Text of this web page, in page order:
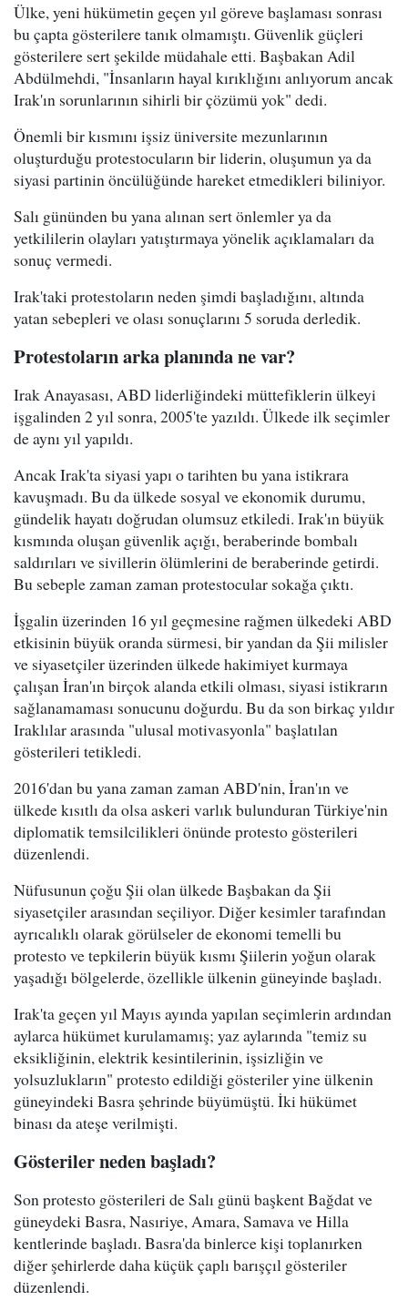
Ülke, yeni hükümetin geçen yıl göreve başlaması sonrası
bu çapta gösterilere tanık olmamıştı. Güvenlik güçleri
gösterilere sert şekilde müdahale etti. Başbakan Adil
Abdülmehdi, "İnsanların hayal kırıklığını anlıyorum ancak
Irak'ın sorunlarının sihirli bir çözümü yok" dedi.
Önemli bir kısmını işsiz üniversite mezunlarının
oluşturduğu protestocuların bir liderin, oluşumun ya da
siyasi partinin öncülüğünde hareket etmedikleri biliniyor.
Salı gününden bu yana alınan sert önlemler ya da
yetkililerin olayları yatıştırmaya yönelik açıklamaları da
sonuç vermedi.
Irak'taki protestoların neden şimdi başladığını, altında
yatan sebepleri ve olası sonuçlarını 5 soruda derledik.
Protestoların arka planında ne var?
Irak Anayasası, ABD liderliğindeki müttefiklerin ülkeyi
işgalinden 2 yıl sonra, 2005'te yazıldı. Ülkede ilk seçimler
de aynı yıl yapıldı.
Ancak Irak'ta siyasi yapı o tarihten bu yana istikrara
kavuşmadı. Bu da ülkede sosyal ve ekonomik durumu,
gündelik hayatı doğrudan olumsuz etkiledi. Irak'ın büyük
kısmında oluşan güvenlik açığı, beraberinde bombalı
saldırıları ve sivillerin ölümlerini de beraberinde getirdi.
Bu sebeple zaman zaman protestocular sokağa çıktı.
İşgalin üzerinden 16 yıl geçmesine rağmen ülkedeki ABD
etkisinin büyük oranda sürmesi, bir yandan da Şii milisler
ve siyasetçiler üzerinden ülkede hakimiyet kurmaya
çalışan İran'ın birçok alanda etkili olması, siyasi istikrarın
sağlanamaması sonucunu doğurdu. Bu da son birkaç yıldır
Iraklılar arasında "ulusal motivasyonla" başlatılan
gösterileri tetikledi.
2016'dan bu yana zaman zaman ABD'nin, İran'ın ve
ülkede kısıtlı da olsa askeri varlık bulunduran Türkiye'nin
diplomatik temsilcilikleri önünde protesto gösterileri
düzenlendi.
Nüfusunun çoğu Şii olan ülkede Başbakan da Şii
siyasetçiler arasından seçiliyor. Diğer kesimler tarafından
ayrıcalıklı olarak görülseler de ekonomi temelli bu
protesto ve tepkilerin büyük kısmı Şiilerin yoğun olarak
yaşadığı bölgelerde, özellikle ülkenin güneyinde başladı.
Irak'ta geçen yıl Mayıs ayında yapılan seçimlerin ardından
aylarca hükümet kurulamamış; yaz aylarında "temiz su
eksikliğinin, elektrik kesintilerinin, işsizliğin ve
yolsuzlukların" protesto edildiği gösteriler yine ülkenin
güneyindeki Basra şehrinde büyümüştü. İki hükümet
binası da ateşe verilmişti.
Gösteriler neden başladı?
Son protesto gösterileri de Salı günü başkent Bağdat ve
güneydeki Basra, Nasıriye, Amara, Samava ve Hilla
kentlerinde başladı. Basra'da binlerce kişi toplanırken
diğer şehirlerde daha küçük çaplı barışçıl gösteriler
düzenlendi.